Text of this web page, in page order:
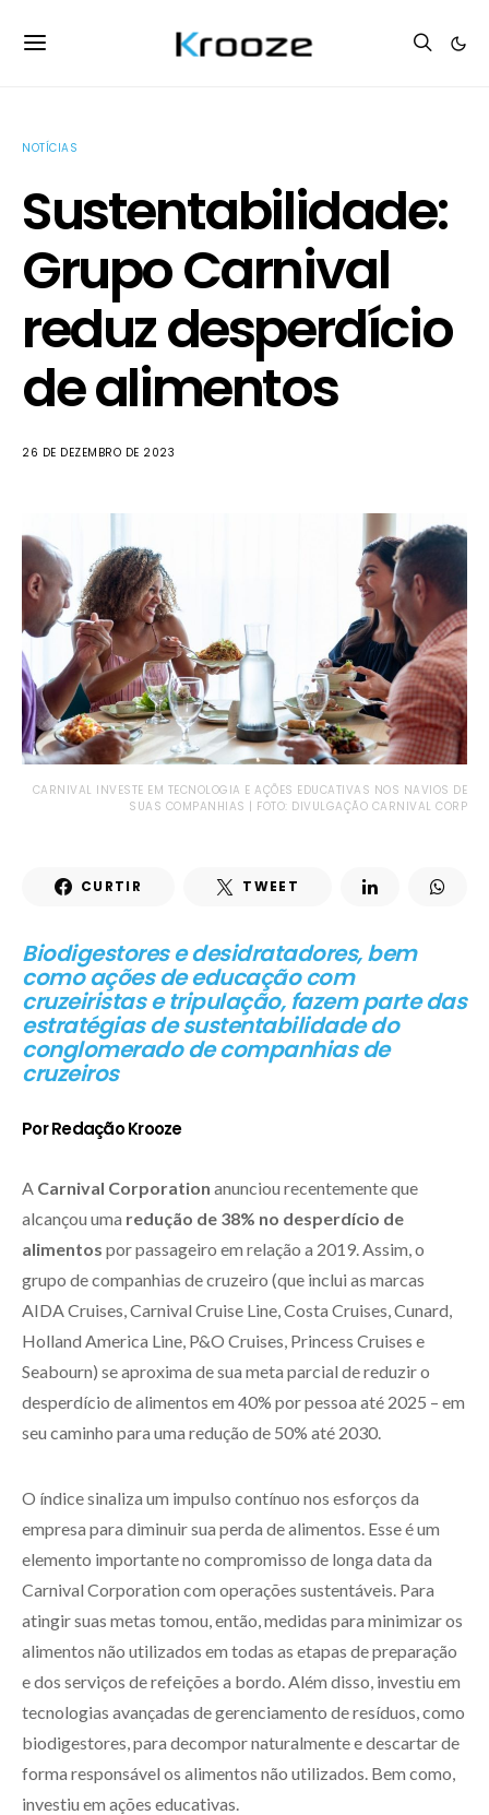
NOTÍCIAS
Sustentabilidade:
Grupo Carnival
reduz desperdício
de alimentos
26 DE DEZEMBRO DE 2023
CARNIVAL INVESTE EM TECNOLOGIA E AÇÕES EDUCATIVAS NOS NAVIOS DE
SUAS COMPANHIAS | FOTO: DIVULGAÇÃO CARNIVAL CORP
CURTIR TWEET
Biodigestores e desidratadores, bem
como ações de educação com
cruzeiristas e tripulação, fazem parte das
estratégias de sustentabilidade do
conglomerado de companhias de
cruzeiros
Por Redação Krooze
A Carnival Corporation anunciou recentemente que
alcançou uma redução de 38% no desperdício de
alimentos por passageiro em relação a 2019. Assim, o
grupo de companhias de cruzeiro (que inclui as marcas
AIDA Cruises, Carnival Cruise Line, Costa Cruises, Cunard,
Holland America Line, P&O Cruises, Princess Cruises e
Seabourn) se aproxima de sua meta parcial de reduzir o
desperdício de alimentos em 40% por pessoa até 2025 – em
seu caminho para uma redução de 50% até 2030.
O índice sinaliza um impulso contínuo nos esforços da
empresa para diminuir sua perda de alimentos. Esse é um
elemento importante no compromisso de longa data da
Carnival Corporation com operações sustentáveis. Para
atingir suas metas tomou, então, medidas para minimizar os
alimentos não utilizados em todas as etapas de preparação
e dos serviços de refeições a bordo. Além disso, investiu em
tecnologias avançadas de gerenciamento de resíduos, como
biodigestores, para decompor naturalmente e descartar de
forma responsável os alimentos não utilizados. Bem como,
investiu em ações educativas.